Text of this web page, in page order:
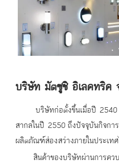
บริษัท มัตซูชิ อิเลคทริค
บริษัทก่อตั้งขึ้นเมื่อปี 2540
สากลในปี 2550 ถึงปัจจุบันกิจกา
ผลิตภัณฑ์ส่องสว่างภายในประเท
สินค้าของบริษัทผ่านการควบ